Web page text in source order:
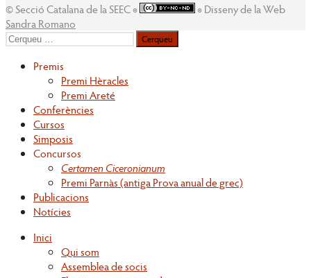
© Secció Catalana de la SEEC ◉
◉ Disseny de la Web
Sandra Romano
Cerqueu
Premis
Premi Hèracles
Premi Areté
Conferències
Cursos
Simposis
Concursos
Certamen Ciceronianum
Premi Parnàs (antiga Prova anual de grec)
Publicacions
Notícies
Inici
Qui som
Assemblea de socis